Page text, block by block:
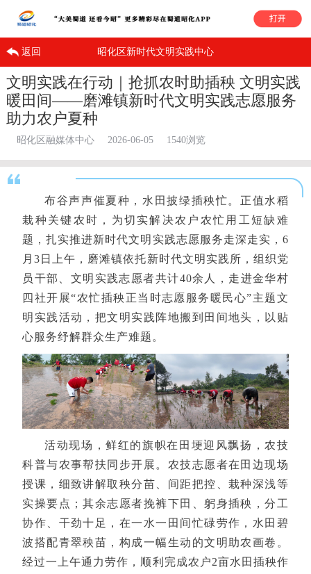
返回 昭化区新时代文明实践中心
文明实践在行动｜抢抓农时助插秧 文明实践
暖田间——磨滩镇新时代文明实践志愿服务
助力农户夏种
昭化区融媒体中心 2026-06-05 1540浏览
布谷声声催夏种，水田披绿插秧忙。正值水稻
栽种关键农时，为切实解决农户农忙用工短缺难
题，扎实推进新时代文明实践志愿服务走深走实，6
月3日上午，磨滩镇依托新时代文明实践所，组织党
员干部、文明实践志愿者共计40余人，走进金华村
四社开展“农忙插秧正当时志愿服务暖民心”主题文
明实践活动，把文明实践阵地搬到田间地头，以贴
心服务纾解群众生产难题。
活动现场，鲜红的旗帜在田埂迎风飘扬，农技
科普与农事帮扶同步开展。农技志愿者在田边现场
授课，细致讲解取秧分苗、间距把控、栽种深浅等
实操要点；其余志愿者挽裤下田、躬身插秧，分工
协作、干劲十足，在一水一田间忙碌劳作，水田碧
波搭配青翠秧苗，构成一幅生动的文明助农画卷。
经过一上午通力劳作，顺利完成农户2亩水田插秧作